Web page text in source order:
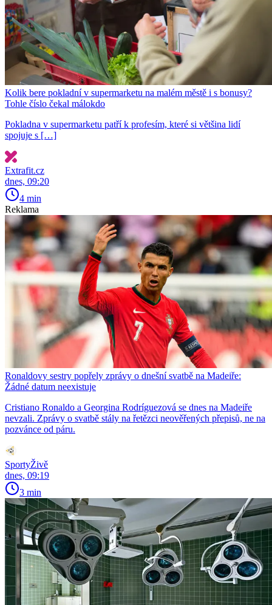
Kolik bere pokladní v supermarketu na malém městě i s bonusy?
Tohle číslo čekal málokdo
Pokladna v supermarketu patří k profesím, které si většina lidí
spojuje s […]
Extrafit.cz
dnes, 09:20
4 min
Reklama
Ronaldovy sestry popřely zprávy o dnešní svatbě na Madeiře:
Žádné datum neexistuje
Cristiano Ronaldo a Georgina Rodríguezová se dnes na Madeiře
nevzali. Zprávy o svatbě stály na řetězci neověřených přepisů, ne na
pozvánce od páru.
SportyŽivě
dnes, 09:19
3 min